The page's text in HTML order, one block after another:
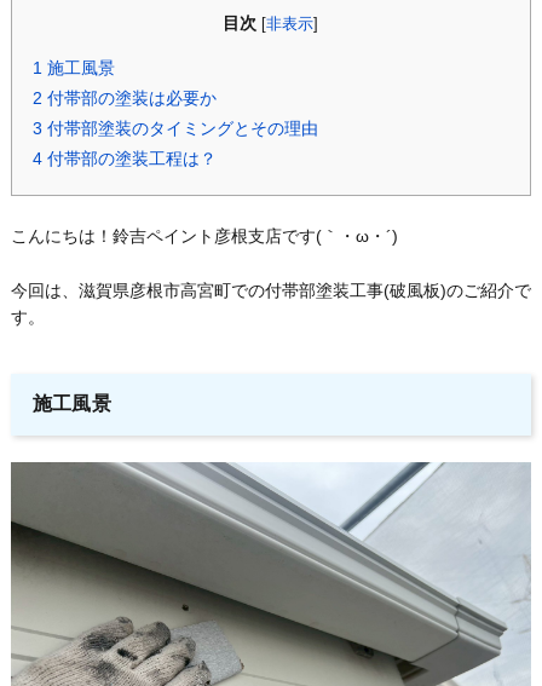
目次 [非表示
1 施工風景
2 付帯部の塗装は必要か
3 付帯部塗装のタイミングとその理由
4付帯部の塗装工程は？
こんにちは！鈴吉ペイント彦根支店です(｀・ω・´)ゞ
今回は、滋賀県彦根市高宮町での付帯部塗装工事(破風板)のご紹介で
す。
施工風景